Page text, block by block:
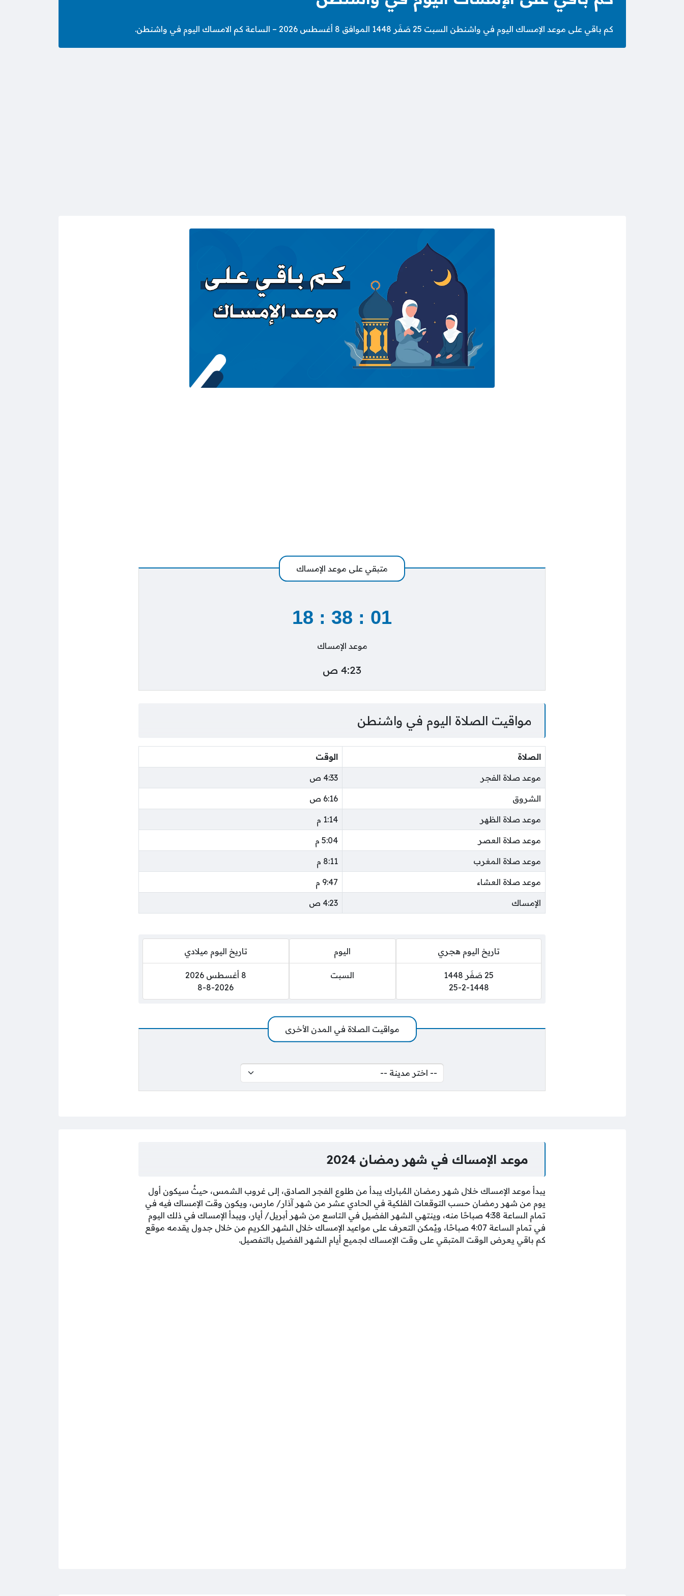
كم باقي على موعد الإمساك اليوم في واشنطن السبت 25 صَفَر 1448 الموافق 8 أغسطس 2026 – الساعة كم الامساك اليوم في واشنطن.
متبقي على موعد الإمساك
00
:
38
:
18
موعد الإمساك
4:23 ص
مواقيت الصلاة اليوم في واشنطن
الصلاة الوقت
موعد صلاة الفجر 4:33 ص
الشروق 6:16 ص
موعد صلاة الظهر 1:14 م
موعد صلاة العصر 5:04 م
موعد صلاة المغرب 8:11 م
موعد صلاة العشاء 9:47 م
الإمساك 4:23 ص
تاريخ اليوم هجري
25 صَفَر 1448
25-2-1448
اليوم
السبت
تاريخ اليوم ميلادي
8 أغسطس 2026
8-8-2026
مواقيت الصلاة في المدن الأخرى
موعد الإمساك في شهر رمضان 2024
يبدأ موعد الإمساك خلال شهر رمضان المُبارك يبدأ من طلوع الفجر الصادق، إلى غروب الشمس، حيثُ سيكون أول
يوم من شهر رمضان حسب التوقعات الفلكية في الحادي عشر من شهر آذار/ مارس، ويكون وقت الإمساك فيه في
تمام الساعة 4:38 صباحًا منه، وينتهي الشهر الفضيل في التاسع من شهر أبريل/ أيار، ويبدأ الإمساك في ذلك اليوم
في تمام الساعة 4:07 صباحًا، ويُمكن التعرف على مواعيد الإمساك خلال الشهر الكريم من خلال جدول يقدمه موقع
كم باقي يعرض الوقت المتبقي على وقت الإمساك لجميع أيام الشهر الفضيل بالتفصيل.